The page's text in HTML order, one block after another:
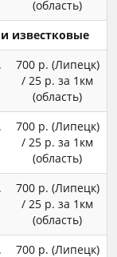
(область)
известковые
700 р. (Липецк)
/ 25 р. за 1км
(область)
700 р. (Липецк)
/ 25 р. за 1км
(область)
700 р. (Липецк)
/ 25 р. за 1км
(область)
700 р. (Липецк)